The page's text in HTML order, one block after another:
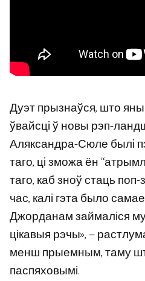
Дуэт прызнаўся, што
ўвайсці ў новы рэп-
Аляксандра-Сюле былі
таго, ці зможа ён
таго, каб зноў стаць
час, калі гэта было
Джорданам займаліся
цікавыя рэчы», —
менш прыемным, таму
паспяховымі.